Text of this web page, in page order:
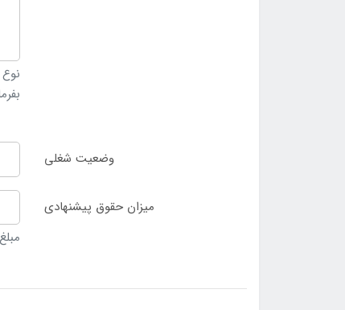
وضعیت شغلی
میزان حقوق پیشنهادی